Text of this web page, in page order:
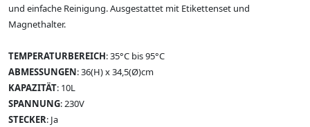
und einfache Reinigung. Ausgestattet mit Etikettenset und
Magnethalter.
TEMPERATURBEREICH: 35°C bis 95°C
ABMESSUNGEN: 36(H) x 34,5(Ø)cm
KAPAZITÄT: 10L
SPANNUNG: 230V
STECKER: Ja